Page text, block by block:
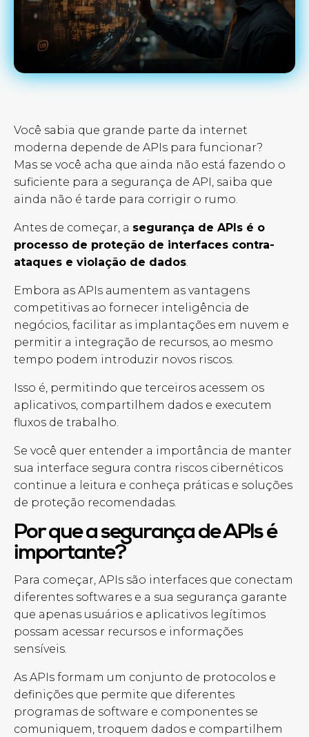
Você sabia que grande parte da internet
moderna depende de APIs para funcionar?
Mas se você acha que ainda não está fazendo o
suficiente para a segurança de API, saiba que
ainda não é tarde para corrigir o rumo.
Antes de começar, a segurança de APIs é o
processo de proteção de interfaces contra-
ataques e violação de dados.
Embora as APIs aumentem as vantagens
competitivas ao fornecer inteligência de
negócios, facilitar as implantações em nuvem e
permitir a integração de recursos, ao mesmo
tempo podem introduzir novos riscos.
Isso é, permitindo que terceiros acessem os
aplicativos, compartilhem dados e executem
fluxos de trabalho.
Se você quer entender a importância de manter
sua interface segura contra riscos cibernéticos
continue a leitura e conheça práticas e soluções
de proteção recomendadas.
Por que a segurança de APIsé
importante?
Para começar, APIs são interfaces que conectam
diferentes softwares e a sua segurança garante
que apenas usuários e aplicativos legítimos
possam acessar recursos e informações
sensíveis.
As APIs formam um conjunto de protocolos e
definições que permite que diferentes
programas de software e componentes se
comuniquem, troquem dados e compartilhem